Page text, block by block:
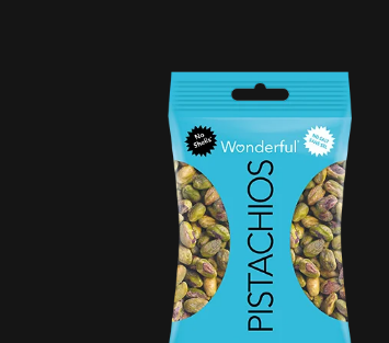
قشور نسخة تسويقية